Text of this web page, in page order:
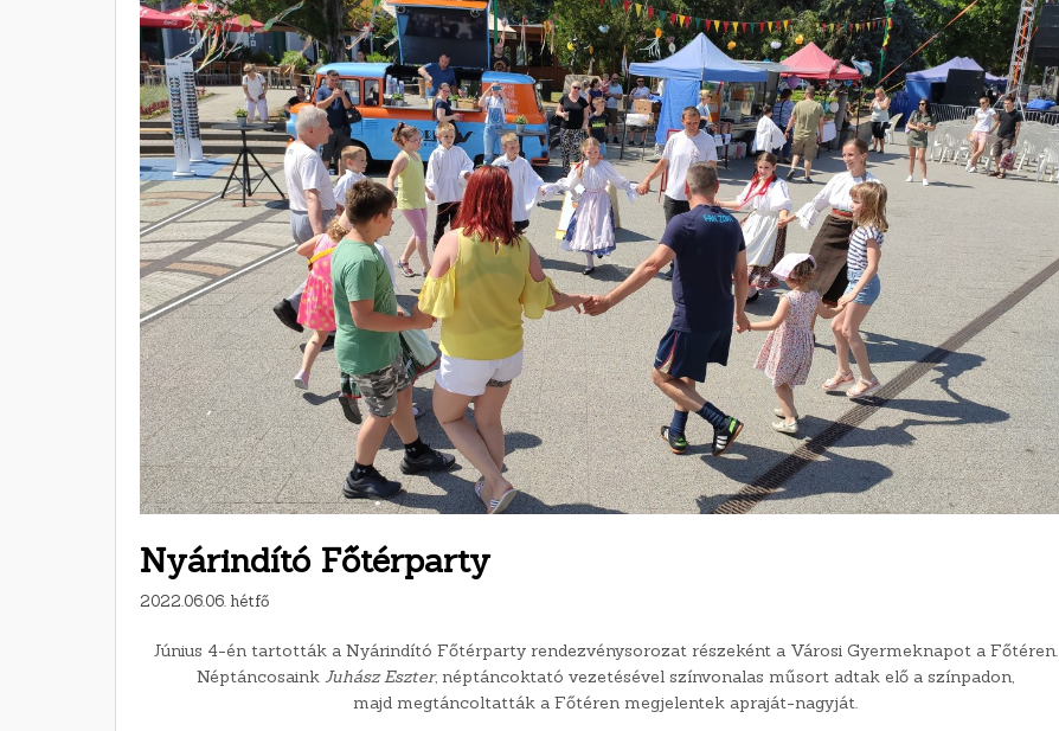
Nyárindító Főtérparty
2022.06.06. hétfő
Június 4-én tartották a Nyárindító Főtérparty rendezvénysorozat részeként a Városi Gyermeknapot a Főtéren.
Néptáncosaink Juhász Eszter, néptáncoktató vezetésével színvonalas műsort adtak elő a színpadon,
majd megtáncoltatták a Főtéren megjelentek apraját-nagyját.